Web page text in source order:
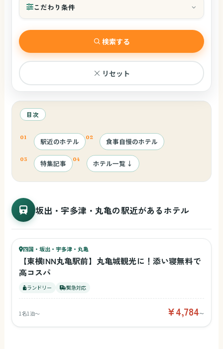
ゲスト情報
大人 子供 部屋
こだわり条件
和室の有無
アレルギー対応
レストランへのベビーカー持込み
貸切風呂
赤ちゃん用備品
検索する
リセット
目次
駅近のホテル 食事自慢のホテル
特集記事 ホテル一覧
坂出・宇多津・丸亀の駅近があるホテル
39ベビー
44
四国・坂出・宇多津・丸亀
【東横INN丸亀駅前】丸亀城観光に！添い寝無料で
高コスパ
ランドリー 緊急対応
1名1泊〜 ¥4,784〜